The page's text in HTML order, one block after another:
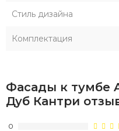
Стиль дизайна
Комплектация
Фасады к тумбе
Дуб Кантри
0